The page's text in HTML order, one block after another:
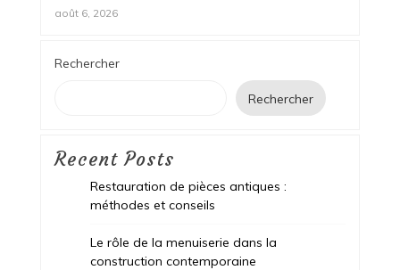
août 6, 2026
Rechercher
Rechercher
Recent Posts
Restauration de pièces antiques :
méthodes et conseils
Le rôle de la menuiserie dans la
construction contemporaine